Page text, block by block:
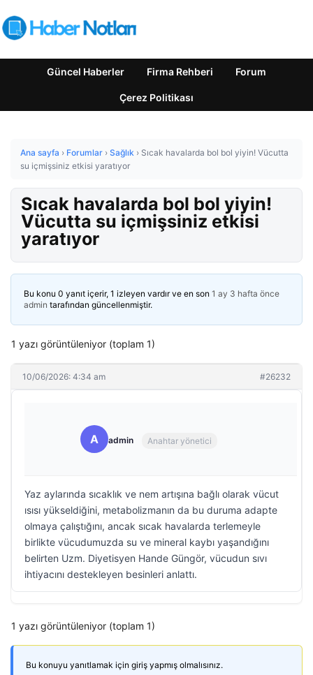
Güncel Haberler Firma Rehberi Forum
Çerez Politikası
Ana sayfa › Forumlar › Sağlık › Sıcak havalarda bol bol yiyin! Vücutta
su içmişsiniz etkisi yaratıyor
Sıcak havalarda bol bol yiyin!
Vücutta su içmişsiniz etkisi
yaratıyor
Bu konu 0 yanıt içerir, 1 izleyen vardır ve en son 1 ay 3 hafta önce
admin tarafından güncellenmiştir.
1 yazı görüntüleniyor (toplam 1)
10/06/2026: 4:34 am #26232
A admin Anahtar yönetici
Yaz aylarında sıcaklık ve nem artışına bağlı olarak vücut
ısısı yükseldiğini, metabolizmanın da bu duruma adapte
olmaya çalıştığını, ancak sıcak havalarda terlemeyle
birlikte vücudumuzda su ve mineral kaybı yaşandığını
belirten Uzm. Diyetisyen Hande Güngör, vücudun sıvı
ihtiyacını destekleyen besinleri anlattı.
1 yazı görüntüleniyor (toplam 1)
Bu konuyu yanıtlamak için giriş yapmış olmalısınız.